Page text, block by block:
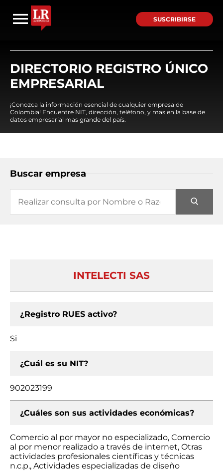
SUSCRIBIRSE
DIRECTORIO REGISTRO ÚNICO
EMPRESARIAL
¡Conozca la información esencial de cualquier empresa de
Colombia! Encuentre NIT, dirección, teléfono, y mas en la base de
datos empresarial mas grande del país.
Buscar empresa
INTELECTI SAS
¿Registro RUES activo?
Si
¿Cuál es su NIT?
902023199
¿Cuáles son sus actividades económicas?
Comercio al por mayor no especializado, Comercio
al por menor realizado a través de internet, Otras
actividades profesionales científicas y técnicas
n.c.p., Actividades especializadas de diseño